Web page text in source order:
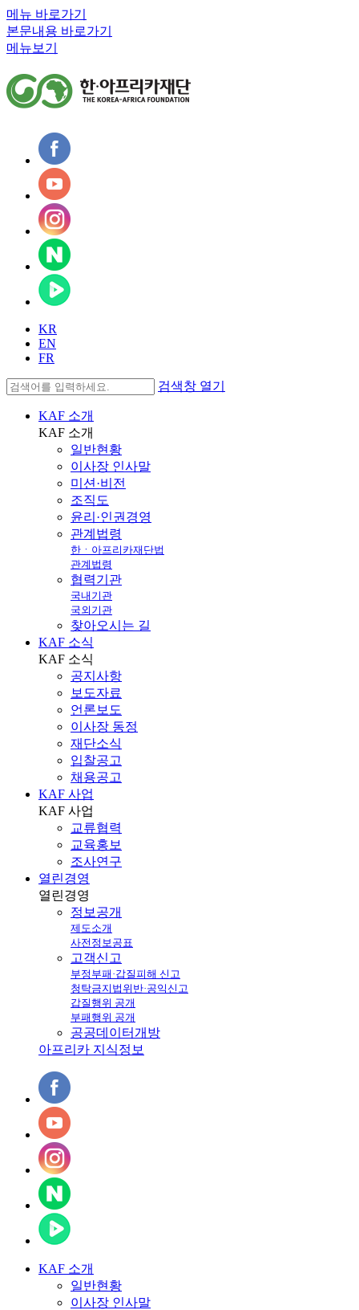
메뉴 바로가기
본문내용 바로가기
메뉴보기
KR
EN
FR
검색창 열기
KAF 소개
KAF 소개
일반현황
이사장 인사말
미션·비전
조직도
윤리·인권경영
관계법령
한ㆍ아프리카재단법
관계법령
협력기관
국내기관
국외기관
찾아오시는 길
KAF 소식
KAF 소식
공지사항
보도자료
언론보도
이사장 동정
재단소식
입찰공고
채용공고
KAF 사업
KAF 사업
교류협력
교육홍보
조사연구
열린경영
열린경영
정보공개
제도소개
사전정보공표
고객신고
부정부패·갑질피해 신고
청탁금지법위반·공익신고
갑질행위 공개
부패행위 공개
공공데이터개방
아프리카 지식정보
KAF 소개
일반현황
이사장 인사말